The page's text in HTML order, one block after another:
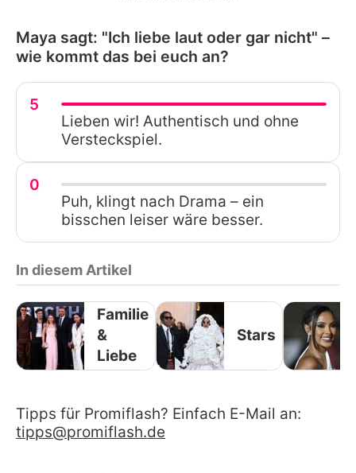
Maya sagt: "Ich liebe laut oder gar nicht" –
wie kommt das bei euch an?
5
Lieben wir! Authentisch und ohne
Versteckspiel.
0
Puh, klingt nach Drama – ein
bisschen leiser wäre besser.
In diesem Artikel
Familie
&
Liebe
Stars
Tipps für Promiflash? Einfach E-Mail an:
tipps@promiflash.de